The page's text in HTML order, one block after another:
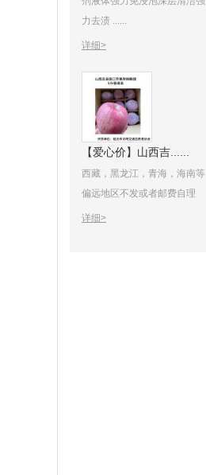
力去渍 ......
详细>
【爱心价】山西吉......
西藏，黑龙江，青海，海南等
偏远地区不发或者邮费自理
详细>